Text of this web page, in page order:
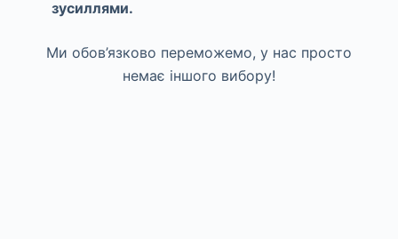
зусиллями.
Ми обов’язково переможемо, у нас просто
немає іншого вибору!